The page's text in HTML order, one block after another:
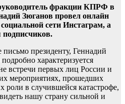
фракции КПРФ в
Зюганов провел онлайн
сети Инстаграм, а
подписчиков.
президенту, Геннадий
характеризуется
встречи первых лиц России и
мероприятиях, прошедших
роли в случившейся катастрофе,
нашу страну сильной и